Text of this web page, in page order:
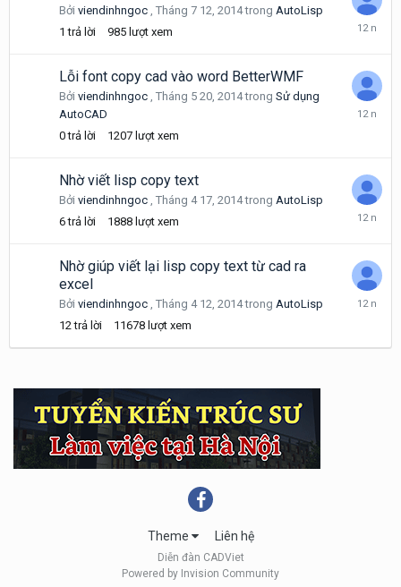
Bởi viendinhngoc , Tháng 7 12, 2014trong AutoLisp
1 trả lời 985 lượt xem
Tháng
2014
Lỗi font copy cad vào word BetterWMF
Bởi viendinhngoc , Tháng 5 20, 2014trong Sử dụng
AutoCAD
0 trả lời 1207 lượt xem
Tháng
Nhờ viết lisp copy text
Bởi viendinhngoc , Tháng 4 17, 2014trong AutoLisp
6 trả lời 1888 lượt xem
Tháng
2014
Nhờ giúp viết lại lisp copy text từ cad ra
excel
Bởi viendinhngoc , Tháng 4 12, 2014trong AutoLisp
12 trả lời 11678 lượt xem
Tháng
2014
Theme Liên hệ
Diễn đàn CADViet
Powered by Invision Community